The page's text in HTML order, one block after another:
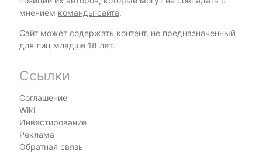
мнением команды сайта.
Сайт может содержать контент, не предназначенный
для лиц младше 18 лет.
Ссылки
Соглашение
Wiki
Инвестирование
Реклама
Обратная связь